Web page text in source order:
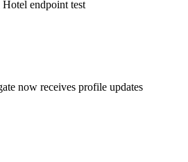
endpoint test
now receives profile updates